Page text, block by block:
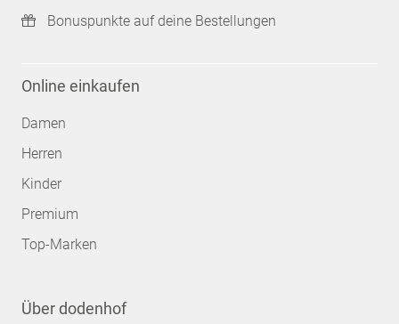
Bonuspunkte auf deine Bestellungen
Online einkaufen
Damen
Herren
Kinder
Premium
Top-Marken
Über dodenhof